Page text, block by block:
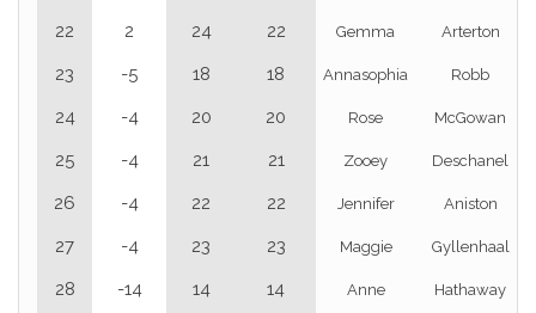
22 2 24 22 Gemma Arterton
23 -5 18 18 Annasophia Robb
24 -4 20 20 Rose McGowan
25 -4 21 21 Zooey Deschanel
26 -4 22 22 Jennifer Aniston
27 -4 23 23 Maggie Gyllenhaal
28 -14 14 14 Anne Hathaway